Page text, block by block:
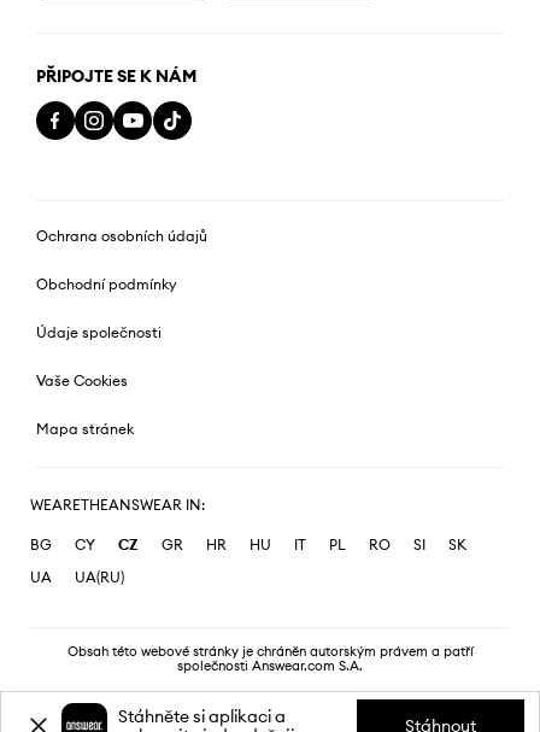
PŘIPOJTE SE K NÁM
Ochrana osobních údajů
Obchodní podmínky
Údaje společnosti
Vaše Cookies
Mapa stránek
WEARETHEANSWEAR IN:
BG CY CZ GR HR HU IT PL RO SI
SK
UA
UA(RU)
Obsah této webové stránky je chráněn autorským právem a patří
společnosti Answear.com S.A.
Stáhněte si aplikaci a
Stáhnout